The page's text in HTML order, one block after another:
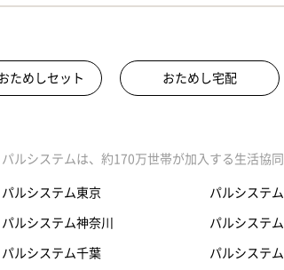
ためしセット おためし宅配
パルシステムは、約170万世帯が加入する生活協
パルシステム東京
パルシステム神奈川
パルシステム千葉
パルシステ
パルシステ
パルシステ